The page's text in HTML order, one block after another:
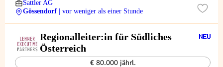
Sattler AG
Gössendorf
| vor weniger als einer Stunde
Regionalleiter:in für Südliches
Österreich
€ 80.000 jährl.